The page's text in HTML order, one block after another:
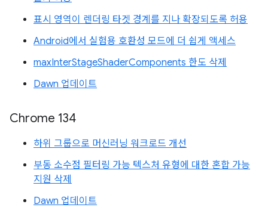
표시 영역이 렌더링 타겟 경계를 지나 확장되도록 허용
Android에서 실험용 호환성 모드에 더 쉽게 액세스
maxInterStageShaderComponents 한도 삭제
Dawn 업데이트
Chrome 134
하위 그룹으로 머신러닝 워크로드 개선
부동 소수점 필터링 가능 텍스처 유형에 대한 혼합 가능
지원 삭제
Dawn 업데이트